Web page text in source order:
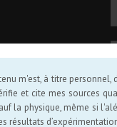
m'est, à titre personnel,
et cite mes sources
la physique, même si
résultats